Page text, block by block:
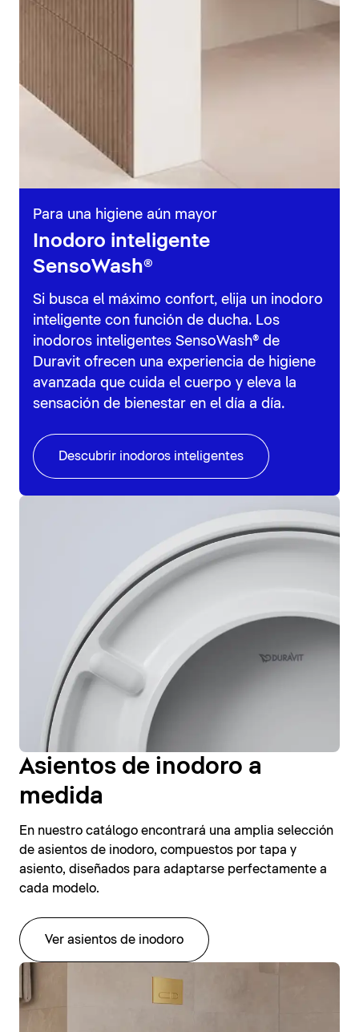
Para una higiene aún mayor
Inodoro inteligente
SensoWash®
Si busca el máximo confort, elija un inodoro
inteligente con función de ducha. Los
inodoros inteligentes SensoWash® de
Duravit ofrecen una experiencia de higiene
avanzada que cuida el cuerpo y eleva la
sensación de bienestar en el día a día.
Descubrir inodoros inteligentes
Asientos de inodoro a
medida
En nuestro catálogo encontrará una amplia selección
de asientos de inodoro, compuestos por tapa y
asiento, diseñados para adaptarse perfectamente a
cada modelo.
Ver asientos de inodoro